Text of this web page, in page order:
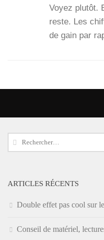
Voyez plu­tôt.
reste. Les
de gain par
Rechercher :
ARTICLES RÉCENTS
Double effet pas cool sur
Conseil de matériel,